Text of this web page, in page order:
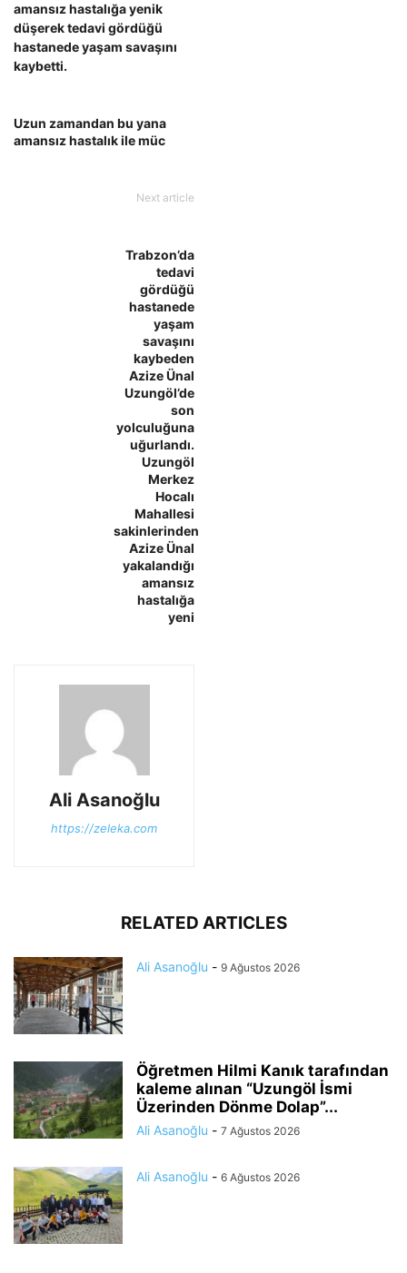
amansız hastalığa yenik
düşerek tedavi gördüğü
hastanede yaşam savaşını
kaybetti.
Uzun zamandan bu yana
amansız hastalık ile müc
Next article
Trabzon’da
tedavi
gördüğü
hastanede
yaşam
savaşını
kaybeden
Azize Ünal
Uzungöl’de
son
yolculuğuna
uğurlandı.
Uzungöl
Merkez
Hocalı
Mahallesi
sakinlerinden
Azize Ünal
yakalandığı
amansız
hastalığa
yeni
Ali Asanoğlu
https://zeleka.com
RELATED ARTICLES
Ali Asanoğlu - 9 Ağustos 2026
Öğretmen Hilmi Kanık tarafından
kaleme alınan “Uzungöl İsmi
Üzerinden Dönme Dolap”...
Ali Asanoğlu - 7 Ağustos 2026
Ali Asanoğlu - 6 Ağustos 2026